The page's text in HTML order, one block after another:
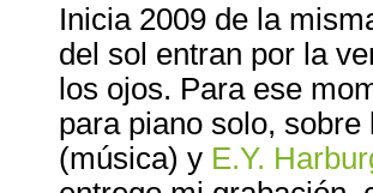
Inicia 2009 de la
del sol entran por la
los ojos. Para ese
para piano solo,
(música) y E.Y.